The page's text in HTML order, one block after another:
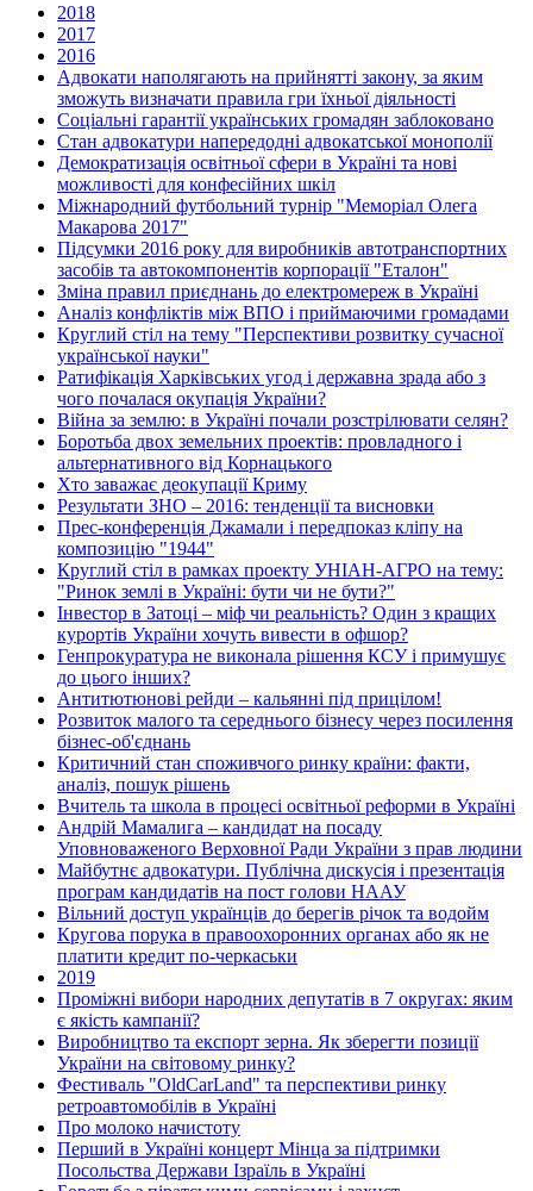
2018
2017
2016
Адвокати наполягають на прийнятті закону, за яким
зможуть визначати правила гри їхньої діяльності
Соціальні гарантії українських громадян заблоковано
Стан адвокатури напередодні адвокатської монополії
Демократизація освітньої сфери в Україні та нові
можливості для конфесійних шкіл
Міжнародний футбольний турнір "Меморіал Олега
Макарова 2017"
Підсумки 2016 року для виробників автотранспортних
засобів та автокомпонентів корпорації "Еталон"
Зміна правил приєднань до електромереж в Україні
Аналіз конфліктів між ВПО і приймаючими громадами
Круглий стіл на тему "Перспективи розвитку сучасної
української науки"
Ратифікація Харківських угод і державна зрада або з
чого почалася окупація України?
Війна за землю: в Україні почали розстрілювати селян?
Боротьба двох земельних проектів: провладного і
альтернативного від Корнацького
Хто заважає деокупації Криму
Результати ЗНО – 2016: тенденції та висновки
Прес-конференція Джамали і передпоказ кліпу на
композицію "1944"
Круглий стіл в рамках проекту УНІАН-АГРО на тему:
"Ринок землі в Україні: бути чи не бути?"
Інвестор в Затоці – міф чи реальність? Один з кращих
курортів України хочуть вивести в офшор?
Генпрокуратура не виконала рішення КСУ і примушує
до цього інших?
Антитютюнові рейди – кальянні під прицілом!
Розвиток малого та середнього бізнесу через посилення
бізнес-об'єднань
Критичний стан споживчого ринку країни: факти,
аналіз, пошук рішень
Вчитель та школа в процесі освітньої реформи в Україні
Андрій Мамалига – кандидат на посаду
Уповноваженого Верховної Ради України з прав людини
Майбутнє адвокатури. Публічна дискусія і презентація
програм кандидатів на пост голови НААУ
Вільний доступ українців до берегів річок та водойм
Кругова порука в правоохоронних органах або як не
платити кредит по-черкаськи
2019
Проміжні вибори народних депутатів в 7 округах: яким
є якість кампанії?
Виробництво та експорт зерна. Як зберегти позиції
України на світовому ринку?
Фестиваль "OldCarLand" та перспективи ринку
ретроавтомобілів в Україні
Про молоко начистоту
Перший в Україні концерт Мінца за підтримки
Посольства Держави Ізраїль в Україні